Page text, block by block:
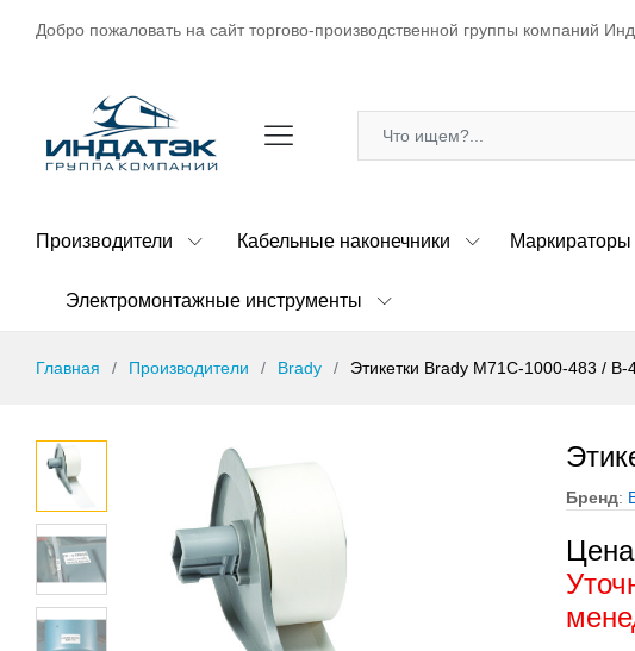
Добро пожаловать на сайт торгово-производственной группы компаний
Производители Кабельные наконечники Маркираторы
Электромонтажные инструменты
Главная Производители Brady Этикетки Brady M71C-1000-483 / B-
Бренд: